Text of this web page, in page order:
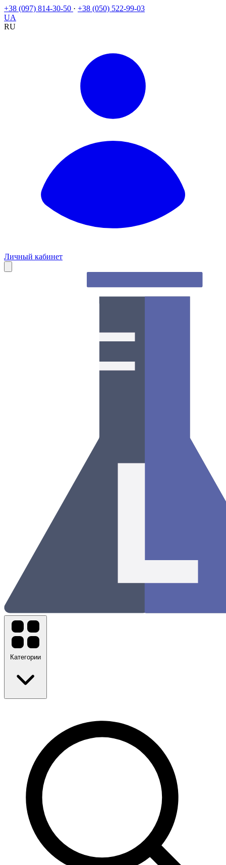
+38 (097) 814-30-50 · +38 (050) 522-99-03
UA
RU
Личный кабинет
Категории